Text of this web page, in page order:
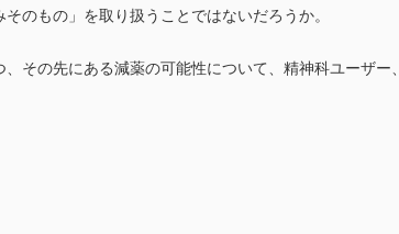
のもの」を取り扱うことではないだろうか。
その先にある減薬の可能性について、精神科ユーザー、